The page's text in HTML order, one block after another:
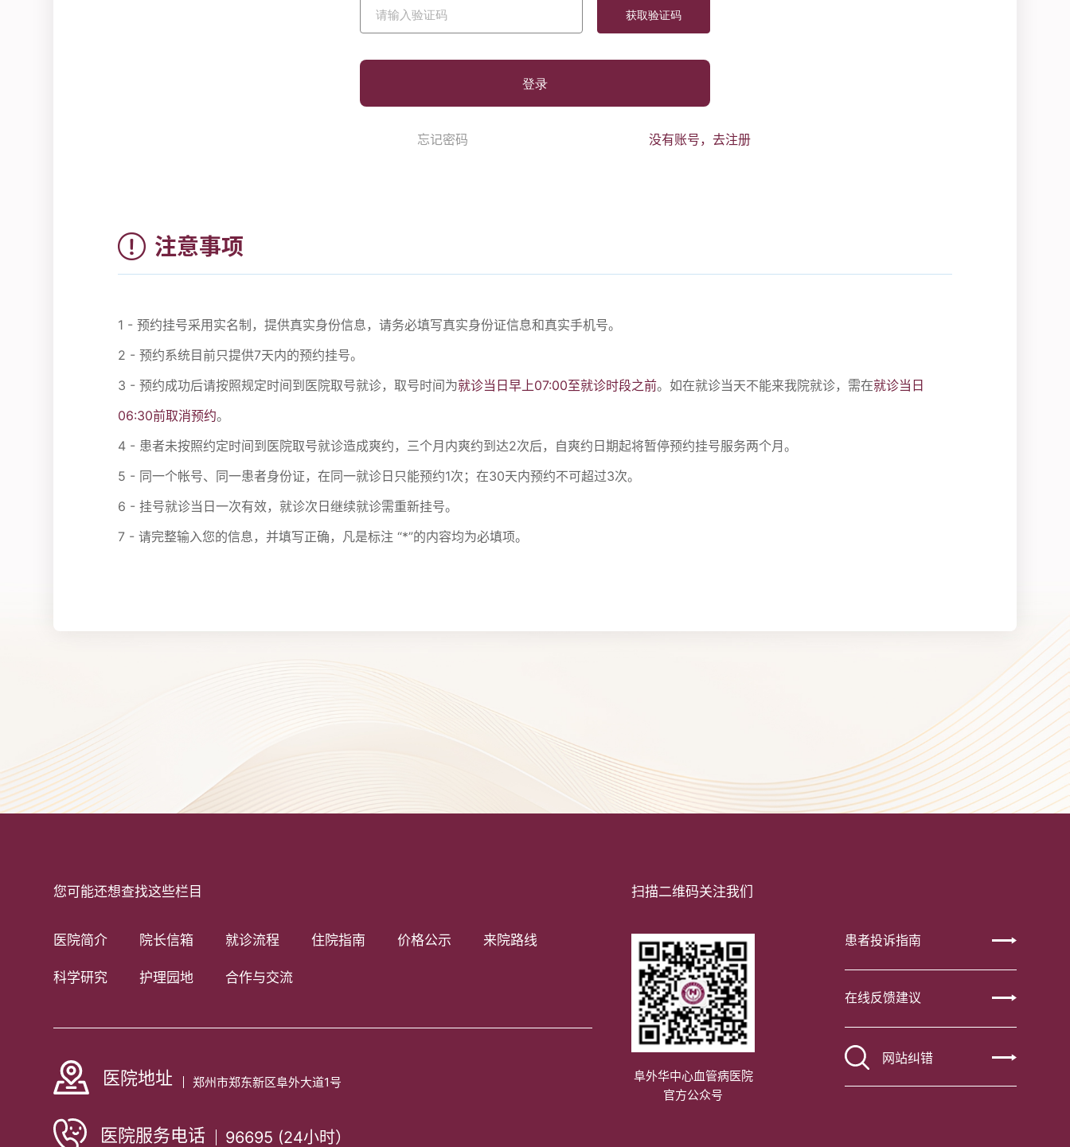
登录
忘记密码 没有账号，去注册
注意事项
1 - 预约挂号采用实名制，提供真实身份信息，请务必填写真实身份证信息和真实手机号。
2 - 预约系统目前只提供7天内的预约挂号。
3 - 预约成功后请按照规定时间到医院取号就诊，取号时间为就诊当日早上07:00至就诊时段之前。如在就诊当天不能来我院就诊，需在就诊当日
06:30前取消预约。
4 - 患者未按照约定时间到医院取号就诊造成爽约，三个月内爽约到达2次后，自爽约日期起将暂停预约挂号服务两个月。
5 - 同一个帐号、同一患者身份证，在同一就诊日只能预约1次；在30天内预约不可超过3次。
6 - 挂号就诊当日一次有效，就诊次日继续就诊需重新挂号。
7 - 请完整输入您的信息，并填写正确，凡是标注 “*”的内容均为必填项。
您可能还想查找这些栏目
医院简介 院长信箱 就诊流程 住院指南 价格公示 来院路线
科学研究 护理园地 合作与交流
医院地址 郑州市郑东新区阜外大道1号
医院服务电话 96695 (24小时）
扫描二维码关注我们
阜外华中心血管病医院
官方公众号
患者投诉指南
在线反馈建议
网站纠错